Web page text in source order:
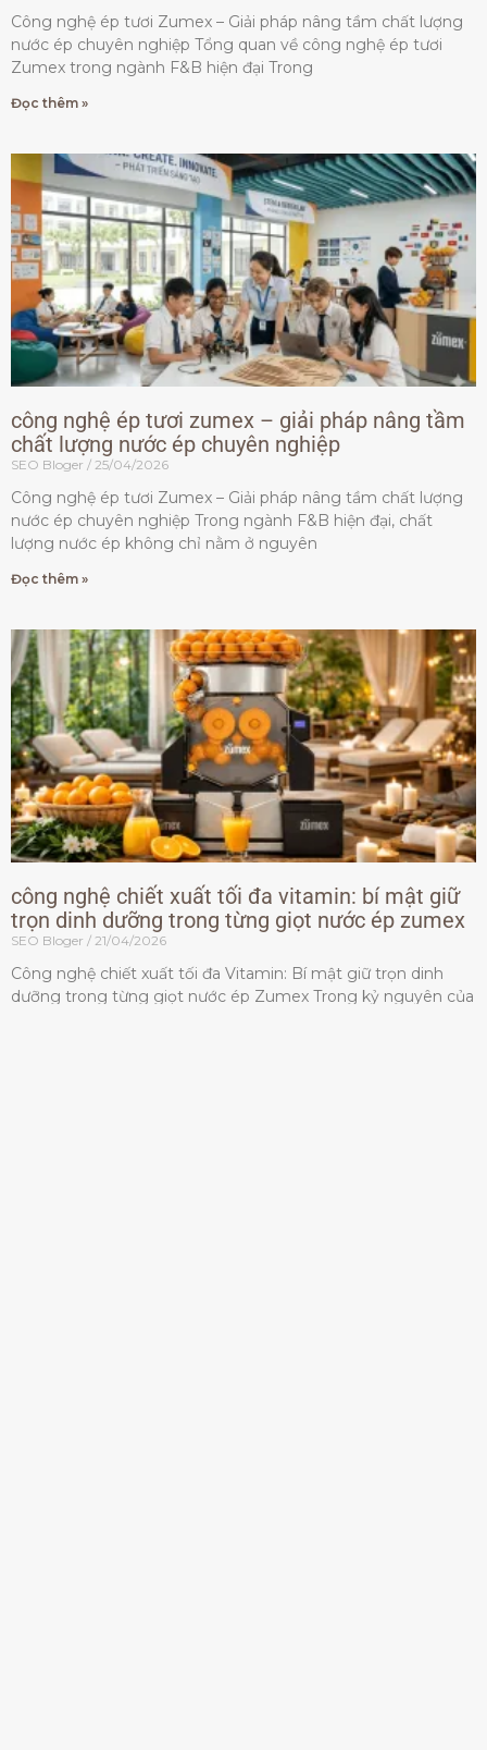
Công nghệ ép tươi Zumex – Giải pháp nâng tầm chất lượng
nước ép chuyên nghiệp Tổng quan về công nghệ ép tươi
Zumex trong ngành F&B hiện đại Trong
Đọc thêm »
công nghệ ép tươi zumex – giải pháp nâng tầm
chất lượng nước ép chuyên nghiệp
SEO Bloger 25/04/2026
Công nghệ ép tươi Zumex – Giải pháp nâng tầm chất lượng
nước ép chuyên nghiệp Trong ngành F&B hiện đại, chất
lượng nước ép không chỉ nằm ở nguyên
Đọc thêm »
công nghệ chiết xuất tối đa vitamin: bí mật giữ
trọn dinh dưỡng trong từng giọt nước ép zumex
SEO Bloger 21/04/2026
Công nghệ chiết xuất tối đa Vitamin: Bí mật giữ trọn dinh
dưỡng trong từng giọt nước ép Zumex Trong kỷ nguyên của